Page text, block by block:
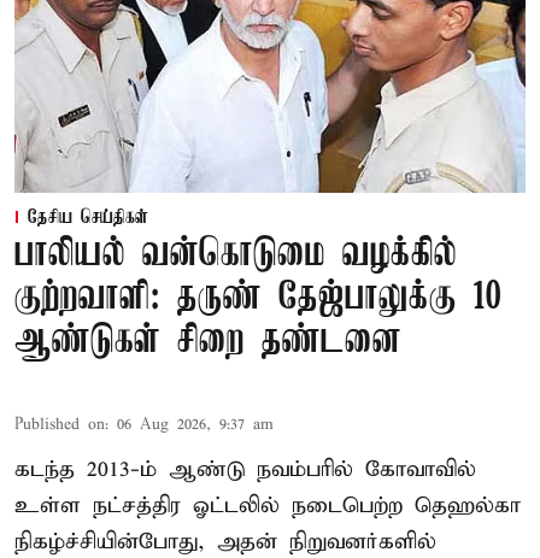
தேசிய செய்திகள்
பாலியல் வன்கொடுமை வழக்கில்
குற்றவாளி: தருண் தேஜ்பாலுக்கு 10
ஆண்டுகள் சிறை தண்டனை
Published on: 06 Aug 2026, 9:37 am
கடந்த 2013-ம் ஆண்டு நவம்பரில் கோவாவில்
உள்ள நட்சத்திர ஓட்டலில் நடைபெற்ற தெஹல்கா
நிகழ்ச்சியின்போது, அதன் நிறுவனர்களில்